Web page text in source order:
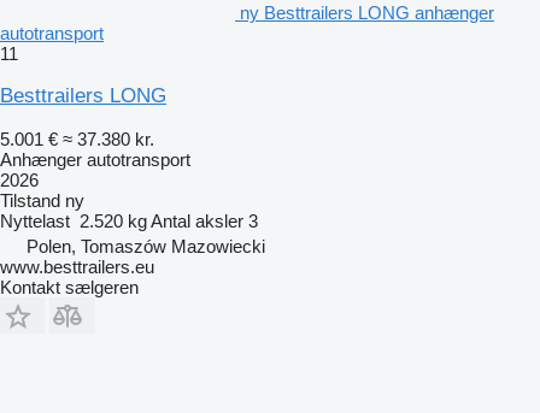
ny Besttrailers LONG anhænger
autotransport
11
Besttrailers LONG
5.001 € ≈ 37.380 kr.
Anhænger autotransport
2026
Tilstand ny
Nyttelast 2.520 kgAntal aksler 3
Polen, Tomaszów Mazowiecki
www.besttrailers.eu
Kontakt sælgeren